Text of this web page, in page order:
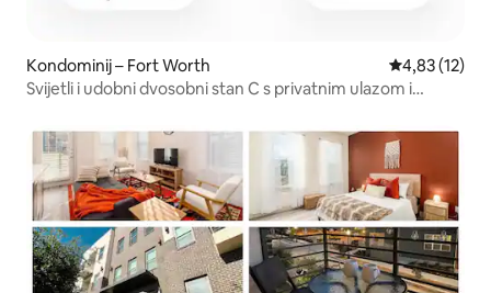
Kondominij – Fort Worth Prosječna
4,83 (12)
Svijetli i udobni dvosobni stan C s privatnim ulazom i